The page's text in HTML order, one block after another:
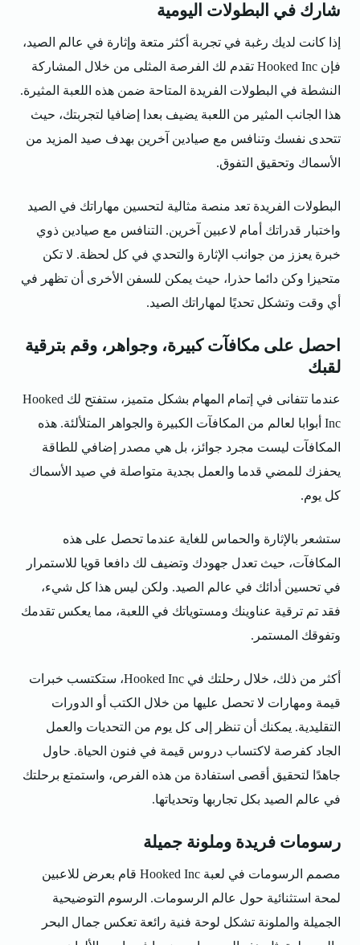
شارك في البطولات اليومية
إذا كانت لديك رغبة في تجربة أكثر متعة وإثارة في عالم الصيد،
فإن Hooked Inc تقدم لك الفرصة المثلى من خلال المشاركة
النشطة في البطولات الفريدة المتاحة ضمن هذه اللعبة المثيرة.
هذا الجانب المثير من اللعبة يضيف بعدا إضافيا لتجربتك، حيث
تتحدى نفسك وتنافس مع صيادين آخرين بهدف صيد المزيد من
الأسماك وتحقيق التفوق.
البطولات الفريدة تعد منصة مثالية لتحسين مهاراتك في الصيد
واختبار قدراتك أمام لاعبين آخرين. التنافس مع صيادين ذوي
خبرة يعزز من جوانب الإثارة والتحدي في كل لحظة. لا تكن
متحيزا وكن دائما حذرا، حيث يمكن للسفن الأخرى أن تظهر في
أي وقت وتشكل تحديًا لمهاراتك الصيد.
احصل على مكافآت كبيرة، وجواهر، وقم بترقية
لقبك
عندما تتفانى في إتمام المهام بشكل متميز، ستفتح لك Hooked
Inc أبوابا لعالم من المكافآت الكبيرة والجواهر المتلألئة. هذه
المكافآت ليست مجرد جوائز، بل هي مصدر إضافي للطاقة
يحفزك للمضي قدما والعمل بجدية متواصلة في صيد الأسماك
كل يوم.
ستشعر بالإثارة والحماس للغاية عندما تحصل على هذه
المكافآت، حيث تعدل جهودك وتضيف لك دافعا قويا للاستمرار
في تحسين أدائك في عالم الصيد. ولكن ليس هذا كل شيء،
فقد تم ترقية عناوينك ومستوياتك في اللعبة، مما يعكس تقدمك
وتفوقك المستمر.
أكثر من ذلك، خلال رحلتك في Hooked Inc، ستكتسب خبرات
قيمة ومهارات لا تحصل عليها من خلال الكتب أو الدورات
التقليدية. يمكنك أن تنظر إلى كل يوم من التحديات والعمل
الجاد كفرصة لاكتساب دروس قيمة في فنون الحياة. حاول
جاهدًا لتحقيق أقصى استفادة من هذه الفرص، واستمتع برحلتك
في عالم الصيد بكل تجاربها وتحدياتها.
رسومات فريدة وملونة جميلة
مصمم الرسومات في لعبة Hooked Inc قام بعرض للاعبين
لمحة استثنائية حول عالم الرسومات. الرسوم التوضيحية
الجميلة والملونة تشكل لوحة فنية رائعة تعكس جمال البحر